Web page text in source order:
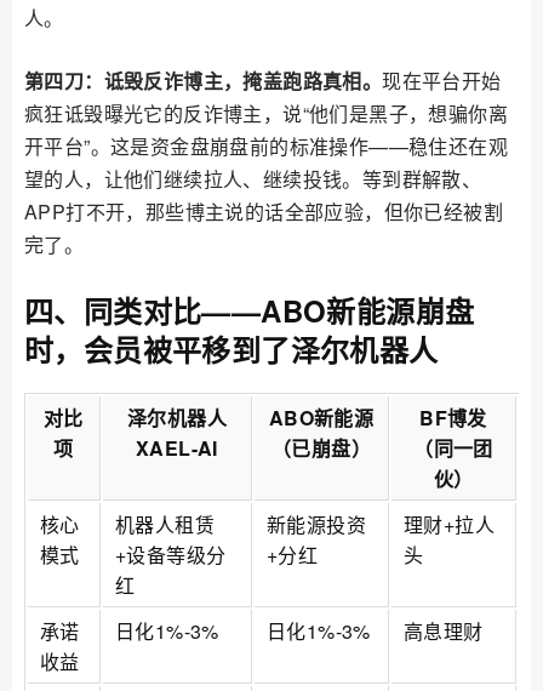
人。
第四刀：诋毁反诈博主，掩盖跑路真相。现在平台开始
疯狂诋毁曝光它的反诈博主，说“他们是黑子，想骗你离
开平台”。这是资金盘崩盘前的标准操作——稳住还在观
望的人，让他们继续拉人、继续投钱。等到群解散、
APP打不开，那些博主说的话全部应验，但你已经被割
完了。
四、同类对比——ABO新能源崩盘
时，会员被平移到了泽尔机器人
对比
项
泽尔机器人
XAEL-AI
ABO新能源
（已崩盘）
BF博发
（同一团
伙）
核心
模式
机器人租赁
+设备等级分
红
新能源投资
+分红
理财+拉人
头
承诺
收益
日化1%-3% 日化1%-3% 高息理财